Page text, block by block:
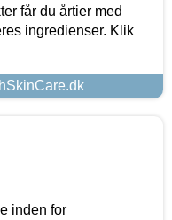
får du årtier med
ingredienser. Klik
inden for